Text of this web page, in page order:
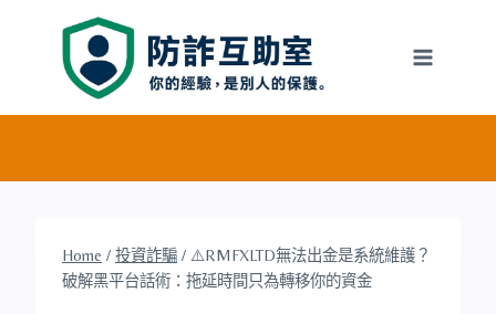
Home / 投資詐騙 / ⚠️RMFXLTD無法出金是系統維護？
破解黑平台話術：拖延時間只為轉移你的資金